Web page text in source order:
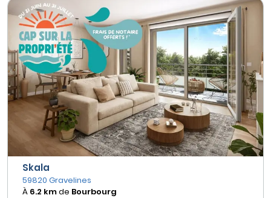
Skala
59820 Gravelines
À 6.2 kmde Bourbourg